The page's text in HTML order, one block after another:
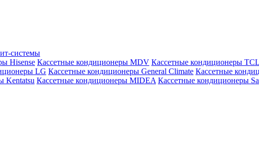
системы
Hisense Кассетные кондиционеры MDV Кассетные кондиционеры TCL
LG Кассетные кондиционеры General Climate Кассетные
Kentatsu Кассетные кондиционеры MIDEA Кассетные кондиционеры